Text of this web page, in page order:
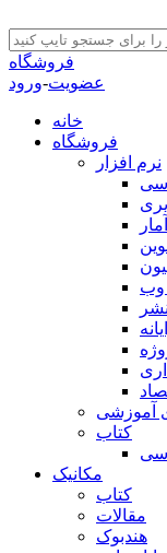
فروشگاه
عضویت-ورود
خانه
فروشگاه
نرم افزار
وب
آموزشی
کتاب
مکانیک
کتاب
مقالات
هندبوک